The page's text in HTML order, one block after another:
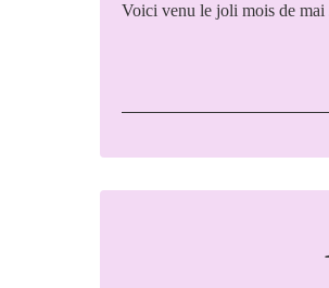
Voici venu le joli mois de mai